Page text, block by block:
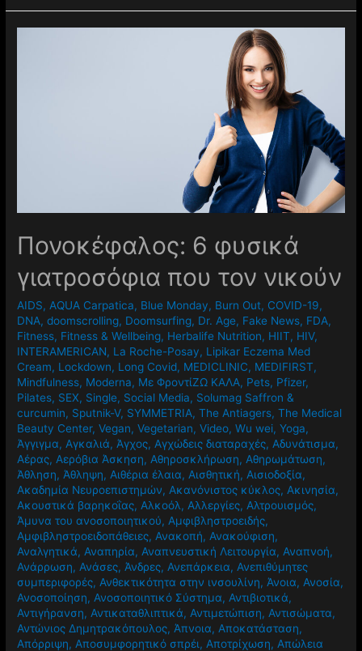
Πονοκέφαλος: 6 φυσικά
γιατροσόφια που τον νικούν
AIDS, AQUA Carpatica, Blue Monday, Burn Out, COVID-19,
DNA,doomscrolling, Doomsurfing, Dr. Age, Fake News, FDA,
Fitness, Fitness & Wellbeing, Herbalife Nutrition, HIIT, HIV,
INTERAMERICAN, La Roche-Posay, Lipikar Eczema Med
Cream, Lockdown, Long Covid, MEDICLINIC, MEDIFIRST,
Mindfulness, Moderna, Mε ΦροντίΖΩ ΚΑΛΑ, Pets, Pfizer,
Pilates, SEX, Single, Social Media, Solumag Saffron &
curcumin, Sputnik-V, SYMMETRIA,The Antiagers,The Medical
Beauty Center,Vegan,Vegetarian,Video,Wu wei,Yoga,
Άγγιγμα, Αγκαλιά, Άγχος, Αγχώδεις διαταραχές, Αδυνάτισμα,
Αέρας, Αερόβια Άσκηση, Αθηροσκλήρωση, Αθηρωμάτωση,
Άθληση, Άθληψη, Αιθέρια έλαια, Αισθητική, Αισιοδοξία,
Ακαδημία Νευροεπιστημών, Ακανόνιστος κύκλος, Ακινησία,
Ακουστικά βαρηκοΐας, Αλκοόλ, Αλλεργίες, Αλτρουισμός,
Άμυνα του ανοσοποιητικού, Αμφιβληστροειδής,
Αμφιβληστροειδοπάθειες, Ανακοπή, Ανακούφιση,
Αναλγητικά, Αναπηρία, Αναπνευστική Λειτουργία, Αναπνοή,
Ανάρρωση, Ανάσες, Άνδρες, Ανεπάρκεια, Ανεπιθύμητες
συμπεριφορές, Ανθεκτικότητα στην ινσουλίνη, Άνοια, Ανοσία,
Ανοσοποίηση, Ανοσοποιητικό Σύστημα, Αντιβιοτικά,
Αντιγήρανση, Αντικαταθλιπτικά, Αντιμετώπιση, Αντισώματα,
Αντώνιος Δημητρακόπουλος, Άπνοια, Αποκατάσταση,
Απόρριψη, Αποσυμφορητικό σπρέι, Αποτρίχωση, Απώλεια